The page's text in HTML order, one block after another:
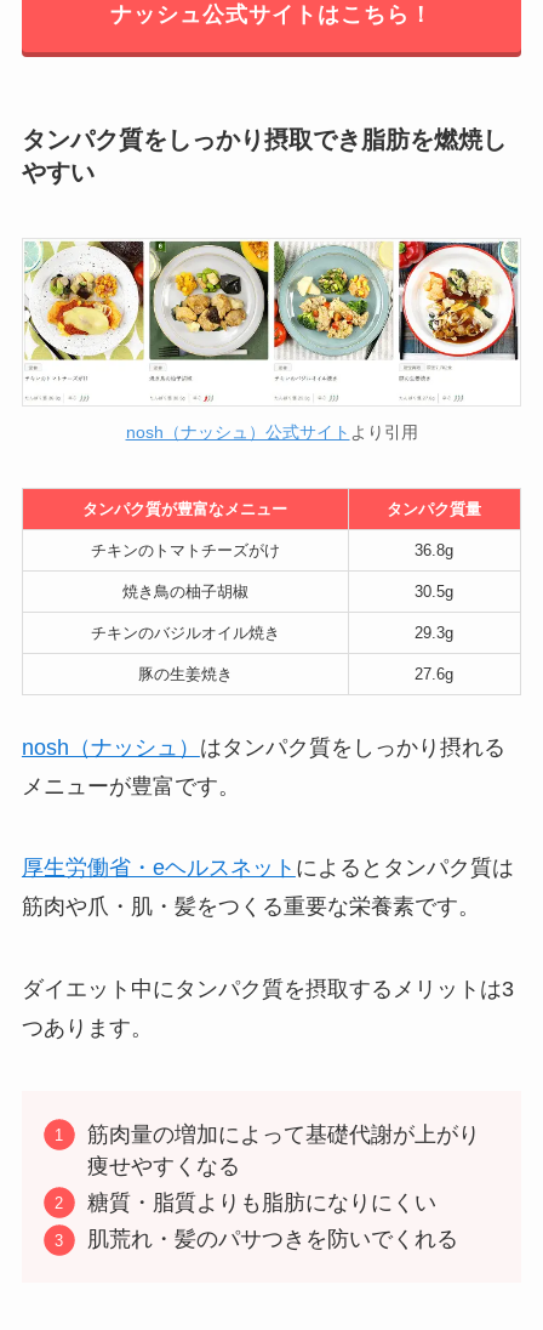
ナッシュ公式サイトはこちら！
タンパク質をしっかり摂取でき脂肪を燃焼し
やすい
nosh（ナッシュ）公式サイト より引用
タンパク質が豊富なメニュー タンパク質量
チキンのトマトチーズがけ 36.8g
焼き鳥の柚子胡椒 30.5g
チキンのバジルオイル焼き 29.3g
豚の生姜焼き 27.6g
nosh（ナッシュ） はタンパク質をしっかり摂れる
メニューが豊富です。
厚生労働省・eヘルスネット によるとタンパク質は
筋肉や爪・肌・髪をつくる重要な栄養素です。
ダイエット中にタンパク質を摂取するメリットは3
つあります。
筋肉量の増加によって基礎代謝が上がり
痩せやすくなる
糖質・脂質よりも脂肪になりにくい
肌荒れ・髪のパサつきを防いでくれる